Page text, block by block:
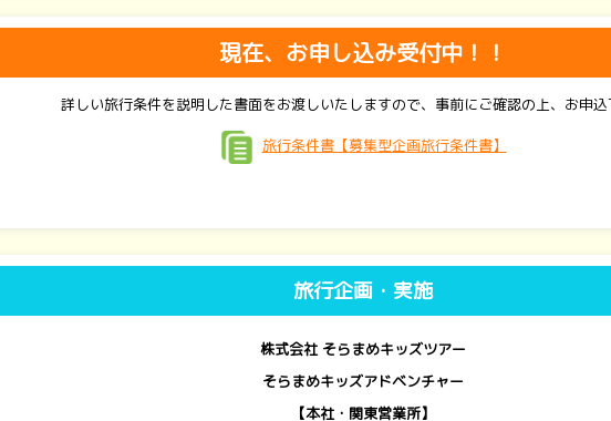
現在、お申し込み受付中！！
詳しい旅行条件を説明した書面をお渡しいたしますので、事前にご確認の上、お申
旅行条件書【募集型企画旅行条件書】
旅行企画・実施
株式会社 そらまめキッズツアー
そらまめキッズアドベンチャー
【本社・関東営業所】